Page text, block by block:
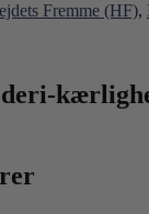
Fremme (HF),